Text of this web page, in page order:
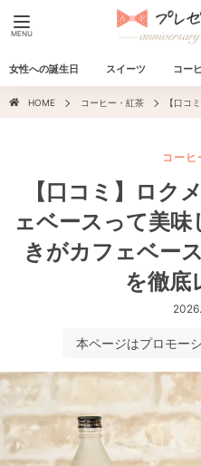
女性への誕生日 スイーツ コー
MENU
HOME コーヒー・紅茶 【口コ
【口コミ】ロク
ェベースって美
きがカフェベー
を徹底
コーヒ